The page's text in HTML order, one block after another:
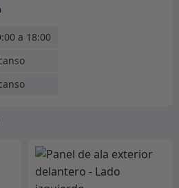
a 18:00